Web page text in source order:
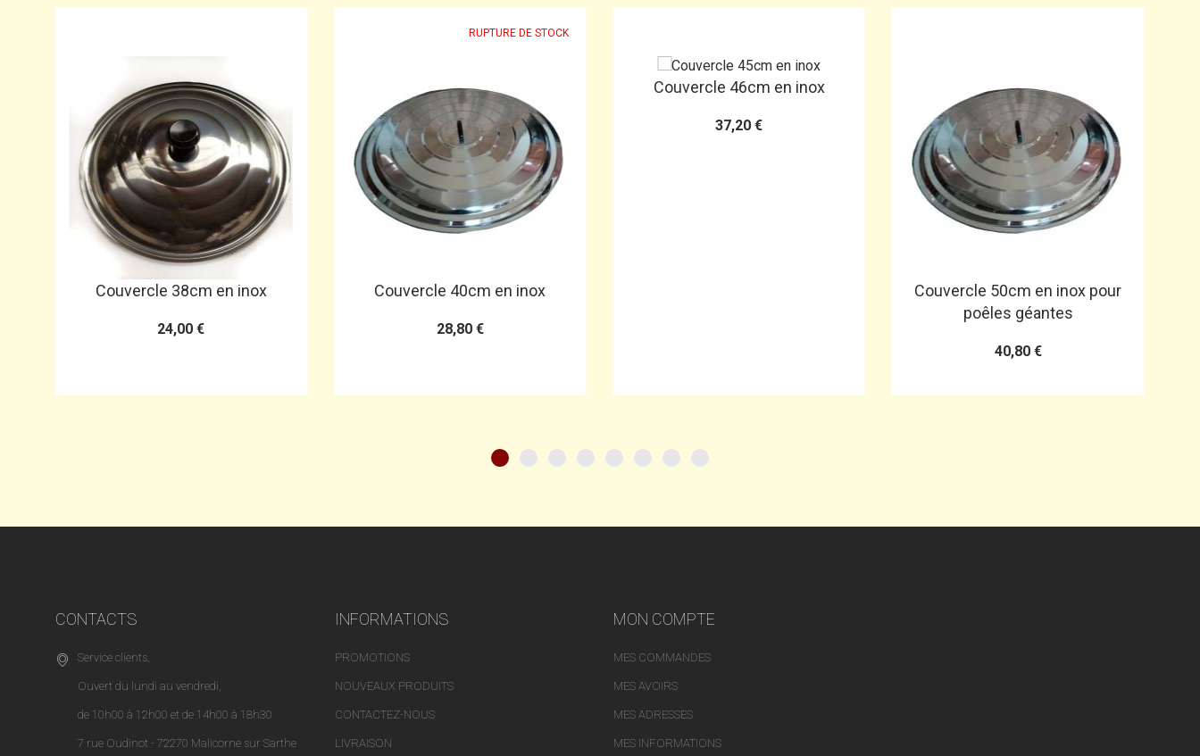
Couvercle 38cm en inox
24,00 €
RUPTURE DE STOCK
Couvercle 40cm en inox
28,80 €
Couvercle 46cm en inox
37,20 €
Couvercle 50cm en inox pour
poêles géantes
40,80 €
CONTACTS
Service clients,
Ouvert du lundi au vendredi,
de 10h00 à 12h00 et de 14h00 à 18h30
7 rue Oudinot - 72270 Malicorne sur Sarthe
INFORMATIONS
PROMOTIONS
NOUVEAUX PRODUITS
CONTACTEZ-NOUS
LIVRAISON
MON COMPTE
MES COMMANDES
MES AVOIRS
MES ADRESSES
MES INFORMATIONS